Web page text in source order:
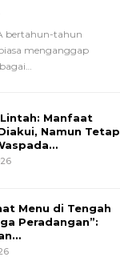
bertahun-tahun
menganggap
…
Manfaat
Namun Tetap
Menu di Tengah
Peradangan”: